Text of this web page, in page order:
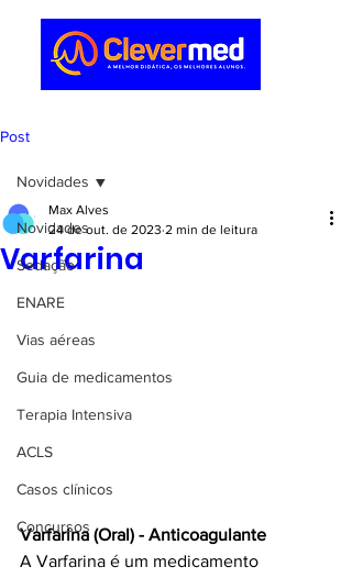
Post
Novidades
Sedação
ENARE
Vias aéreas
Guia de medicamentos
Terapia Intensiva
ACLS
Casos clínicos
Concursos
Novidades
Varfarina
Max Alves
24 de out. de 2023 2 min de leitura
Varfarina (Oral) - Anticoagulante
A Varfarina é um medicamento